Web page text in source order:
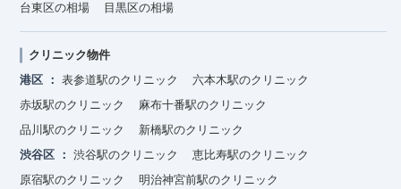
台東区の相場
目黒区の相場
クリニック物件
港区
表参道駅のクリニック
六本木駅のクリニック
赤坂駅のクリニック
麻布十番駅のクリニック
品川駅のクリニック
新橋駅のクリニック
渋谷区
渋谷駅のクリニック
恵比寿駅のクリニック
原宿駅のクリニック
明治神宮前駅のクリニック